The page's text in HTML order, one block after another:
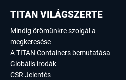
TITAN VILÁGSZERTE
Mindig örömünkre szolgál a
megkeresése
A TITAN Containers bemutatása
Globális irodák
CSR Jelentés